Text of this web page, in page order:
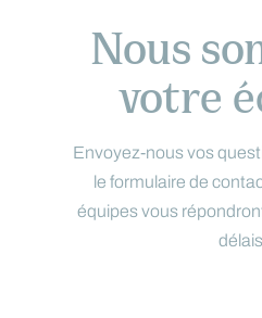
Nous
votre
Envoyez-nous vos
le formulaire de
équipes vous